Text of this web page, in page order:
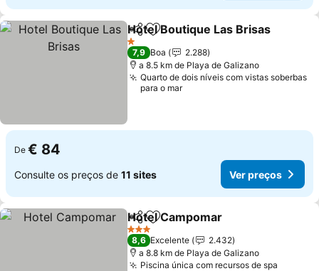
PartilharAdicionar aos favoritos
Hotel Boutique Las Brisas
1 Estrelas
7,9 Boa
2.288
a 8.5 km de Playa de Galizano
Quarto de dois níveis com vistas soberbas
para o mar
De € 84
Consulte os preços de 11 sites Ver preços
PartilharAdicionar aos favoritos
Hotel Campomar
3 Estrelas
8,6 Excelente
2.432
a 8.8 km de Playa de Galizano
Piscina única com recursos de spa